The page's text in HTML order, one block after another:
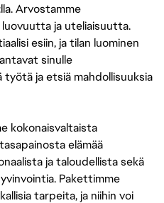
Arvostamme
ja uteliaisuutta.
esiin, ja tilan luominen
sinulle
ja etsiä mahdollisuuksia
kokonaisvaltaista
elämää
ja taloudellista sekä
Pakettimme
tarpeita, ja niihin voi